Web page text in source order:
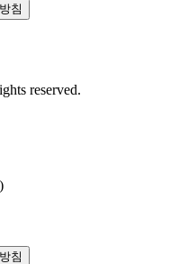
침
reserved.
침